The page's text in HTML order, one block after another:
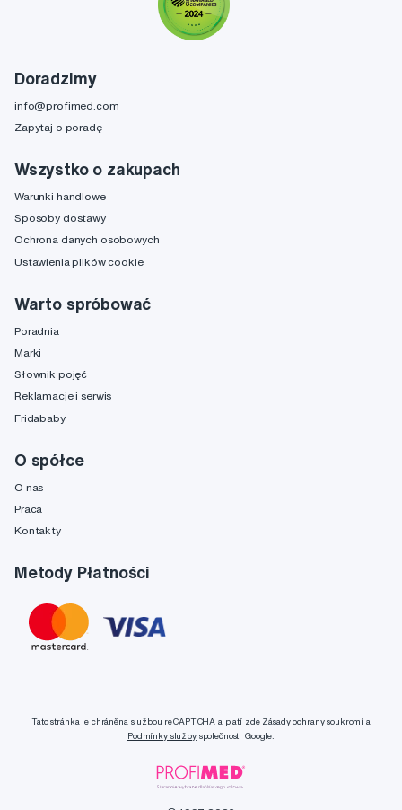
Doradzimy
info@profimed.com
Zapytaj o poradę
Wszystko o zakupach
Warunki handlowe
Sposoby dostawy
Ochrona danych osobowych
Ustawienia plików cookie
Warto spróbować
Poradnia
Marki
Słownik pojęć
Reklamacje i serwis
Fridababy
O spółce
O nas
Praca
Kontakty
Metody Płatności
Tato stránka je chráněna službou reCAPTCHA a platí zde Zásady ochrany soukromí a
Podmínky službyspolečnosti Google.